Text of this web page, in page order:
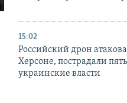
15:02
Российский дрон
Херсоне, пострадали
украинские власти